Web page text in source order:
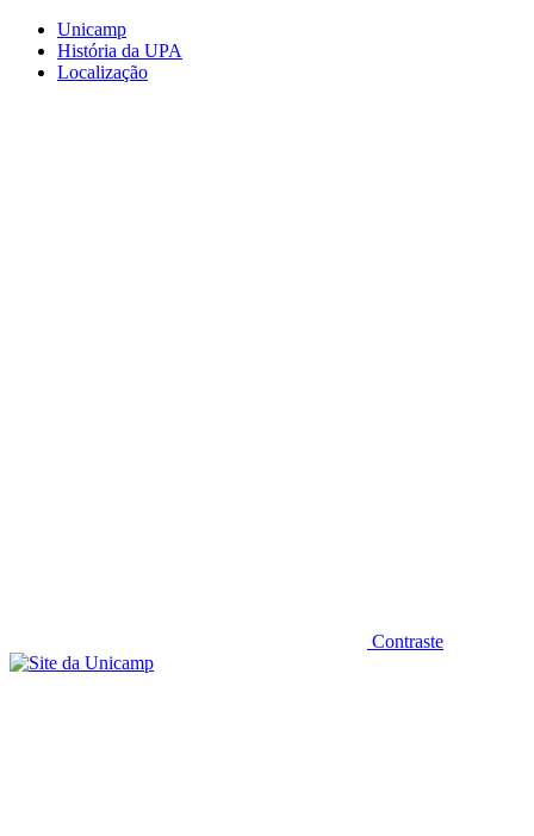
Conteúdo principal
Unicamp
História da UPA
Localização
Contraste